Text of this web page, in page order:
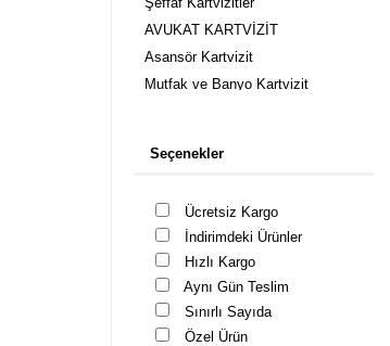
AVUKAT KARTVİZİT
Asansör Kartvizit
Mutfak ve Banyo Kartvizit
Cafe Kartvizitleri
Çiçek Peyzaj Kartvizit
Danışmanlık Kartvizitleri
Diş Hekimi Kartvizit
Doktor Kartvizit
Eczane Kartvizitleri
Seçenekler
Ücretsiz Kargo
İndirimdeki Ürünler
Hızlı Kargo
Aynı Gün Teslim
Sınırlı Sayıda
Özel Ürün